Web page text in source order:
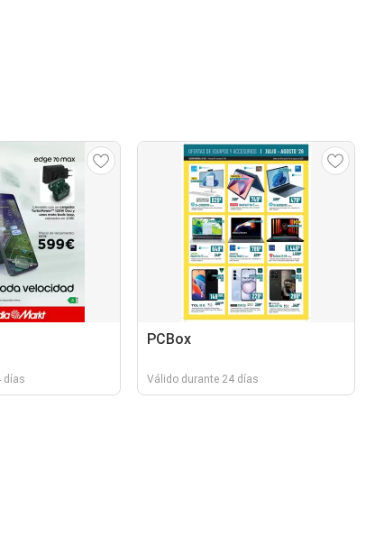
días
PCBox
Válido durante 24 días